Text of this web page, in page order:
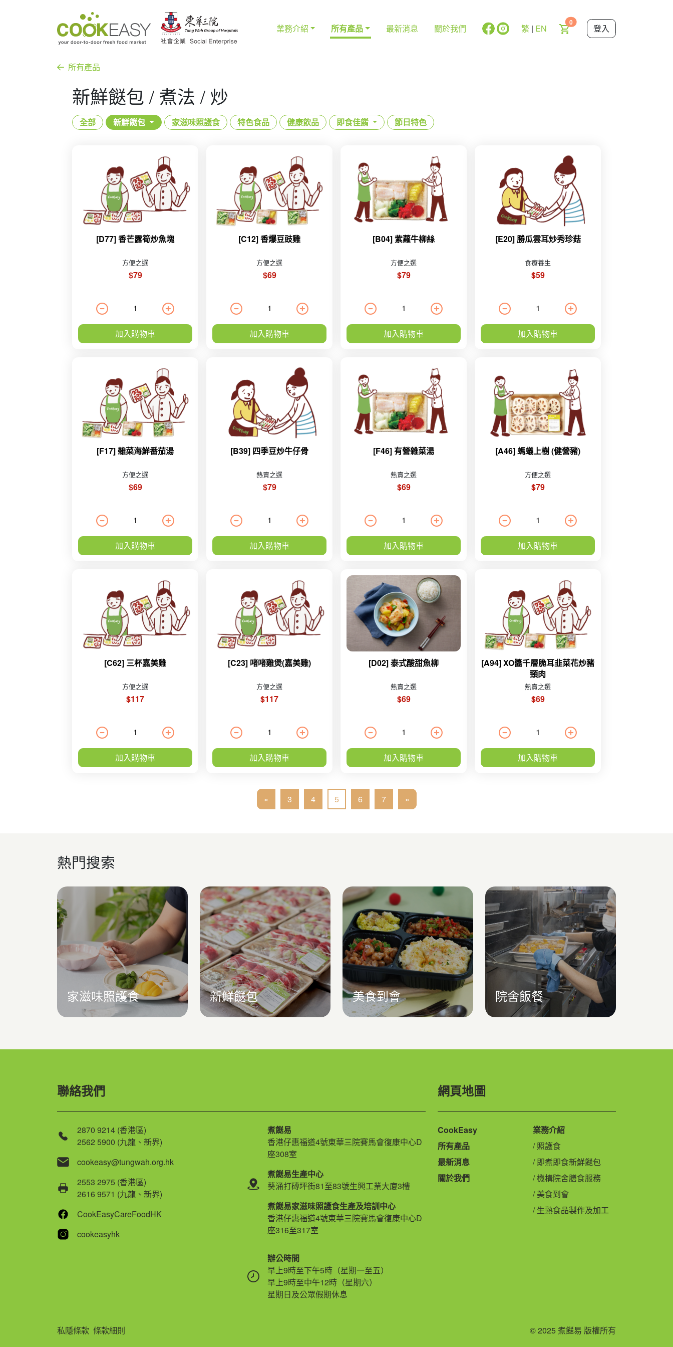
繁 | EN
0
登入
業務介紹 所有產品 最新消息 關於我們
所有產品
新鮮餸包 / 煮法 / 炒
全部 新鮮餸包 家滋味照護食 特色食品 健康飲品 即食佳餚 節日特色
[D77] 香芒露筍炒魚塊
方便之選
$79
加入購物車
[C12] 香爆豆豉雞
方便之選
$69
加入購物車
[B04] 紫蘿牛柳絲
方便之選
$79
加入購物車
[E20] 勝瓜雲耳炒秀珍菇
食療養生
$59
加入購物車
[F17] 雜菜海鮮番茄湯
方便之選
$69
加入購物車
[B39] 四季豆炒牛仔骨
熱賣之選
$79
加入購物車
[F46] 有營雜菜湯
熱賣之選
$69
加入購物車
[A46] 螞蟻上樹 (健營豬)
方便之選
$79
加入購物車
[C62] 三杯嘉美雞
方便之選
$117
加入購物車
[C23] 啫啫雞煲(嘉美雞)
方便之選
$117
加入購物車
[D02] 泰式酸甜魚柳
熱賣之選
$69
加入購物車
[A94] XO醬千層脆耳韭菜花炒豬
頸肉
熱賣之選
$69
加入購物車
« 3 4 5 6 7 »
熱門搜索
家滋味照護食 新鮮餸包 美食到會 院舍飯餐
聯絡我們
2870 9214 (香港區)
2562 5900 (九龍、新界)
cookeasy@tungwah.org.hk
2553 2975 (香港區)
2616 9571 (九龍、新界)
CookEasyCareFoodHK
cookeasyhk
煮餸易
香港仔惠福道4號東華三院賽馬會復康中心D
座308室
煮餸易生產中心
葵涌打磚坪街81至83號生興工業大廈3樓
煮餸易家滋味照護食生產及培訓中心
香港仔惠福道4號東華三院賽馬會復康中心D
座316至317室
辦公時間
早上9時至下午5時（星期一至五）
早上9時至中午12時（星期六）
星期日及公眾假期休息
網頁地圖
CookEasy
所有產品
最新消息
關於我們
業務介紹
照護食
即煮即食新鮮餸包
機構院舍膳食服務
美食到會
生熟食品製作及加工
私隱條款 條款細則 © 2025 煮餸易 版權所有